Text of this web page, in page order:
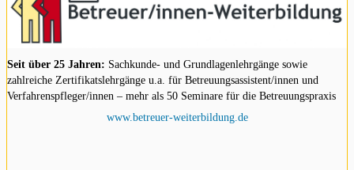
Seit über 25 Jahren: Sachkunde- und Grundlagenlehrgänge sowie
zahlreiche Zertifikatslehrgänge u.a. für Betreuungsassistent/innen und
Verfahrenspfleger/innen – mehr als 50 Seminare für die Betreuungspraxis
www.betreuer-weiterbildung.de